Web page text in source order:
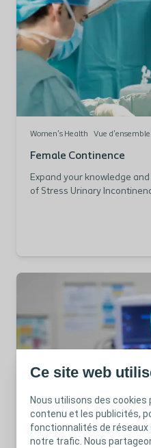
Ce site web
Nous utilisons des cookies
contenu et les publicités,
fonctionnalités de réseaux
notre trafic. Nous
Women's Health Vue d'ensemble
Female Continence
Expand your knowledge
of Stress Urinary
Women's Health Vue d'ensemble
Pelvic Floor